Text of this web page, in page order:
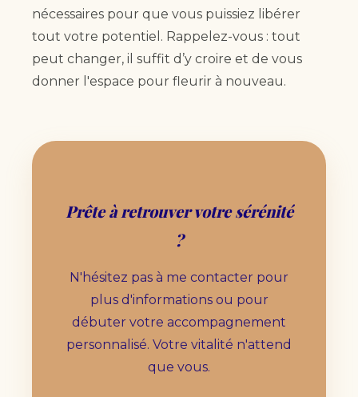
nécessaires pour que vous puissiez libérer
tout votre potentiel. Rappelez-vous : tout
peut changer, il suffit d’y croire et de vous
donner l'espace pour fleurir à nouveau.
Prête à retrouver votre sérénité
?
N'hésitez pas à me contacter pour
plus d'informations ou pour
débuter votre accompagnement
personnalisé. Votre vitalité n'attend
que vous.